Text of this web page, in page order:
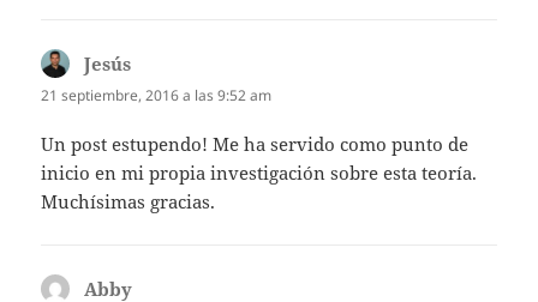
Jesús
21 septiembre, 2016 a las 9:52 am
Un post estupendo! Me ha servido como punto de
inicio en mi propia investigación sobre esta teoría.
Muchísimas gracias.
Abby